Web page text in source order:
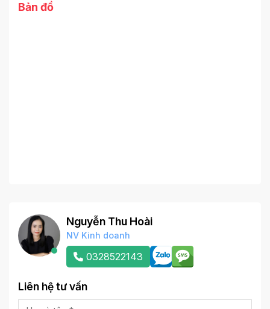
Bản đồ
Nguyễn Thu Hoài
NV Kinh doanh
0328522143
Liên hệ tư vấn